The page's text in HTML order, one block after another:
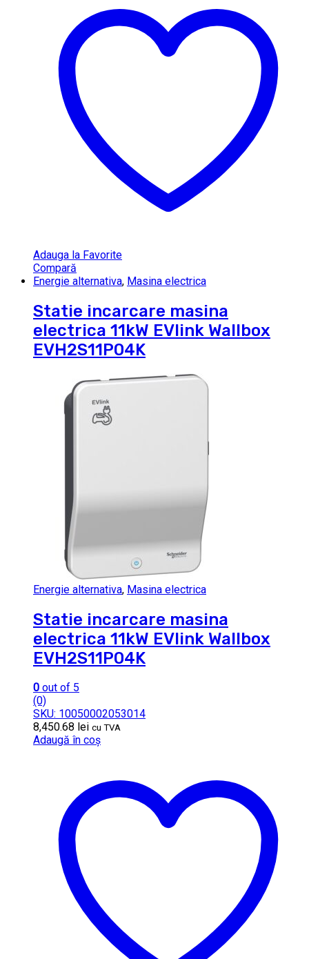
Adauga la Favorite
Compară
Energie alternativa, Masina electrica
Statie incarcare masina
electrica 11kW EVlink Wallbox
EVH2S11P04K
Energie alternativa, Masina electrica
Statie incarcare masina
electrica 11kW EVlink Wallbox
EVH2S11P04K
0 out of 5
(0)
SKU: 10050002053014
8,450.68 lei cu TVA
Adaugă în coș